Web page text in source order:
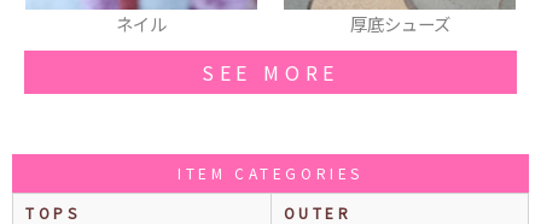
厚底シューズ パンツ
SEE MORE
ITEM CATEGORIES
TOPS
OUTER